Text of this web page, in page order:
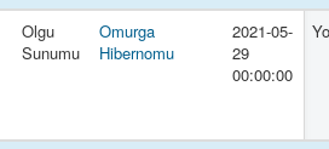
Olgu
Sunumu
Omurga
Hibernomu
2021-05-
29
00:00:00